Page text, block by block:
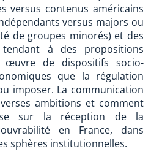
versus contenus américains
versus majors ou
de groupes minorés) et des
tendant à des propositions
de dispositifs socio-
que la régulation
imposer. La communication
ambitions et comment
sur la réception de la
en France, dans
sphères institutionnelles.